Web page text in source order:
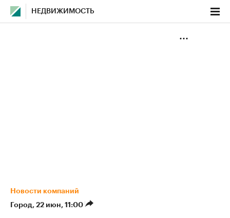
НЕДВИЖИМОСТЬ
Новости компаний
Город⁠, 22 июн, 11:00